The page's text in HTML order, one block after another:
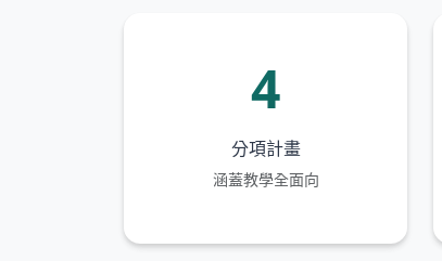
4
分項計畫
涵蓋教學全面向